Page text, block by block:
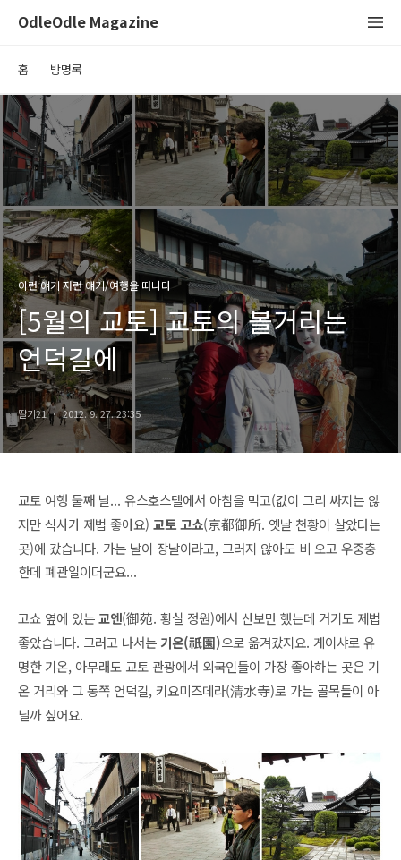
OdleOdle Magazine
홈 방명록
이런 얘기 저런 얘기/여행을 떠나다
[5월의 교토] 교토의 볼거리는
언덕길에
딸기21 2012. 9. 27. 23:35
교토 여행 둘째 날... 유스호스텔에서 아침을 먹고(값이 그리 싸지는 않
지만 식사가 제법 좋아요) 교토 고쇼(京都御所. 옛날 천황이 살았다는
곳)에 갔습니다. 가는 날이 장날이라고, 그러지 않아도 비 오고 우중충
한데 폐관일이더군요...
고쇼 옆에 있는교엔(御苑. 황실 정원)에서 산보만 했는데 거기도 제법
좋았습니다. 그러고 나서는 기온(祇園)으로 옮겨갔지요. 게이샤로 유
명한 기온, 아무래도 교토 관광에서 외국인들이 가장 좋아하는 곳은 기
온 거리와 그 동쪽 언덕길, 키요미즈데라(清水寺)로 가는 골목들이 아
닐까 싶어요.